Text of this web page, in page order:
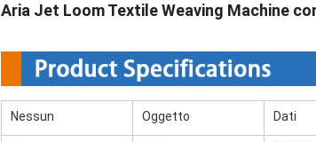
Aria Jet Loom Textile Weaving Machine
Nessun Oggetto Dati